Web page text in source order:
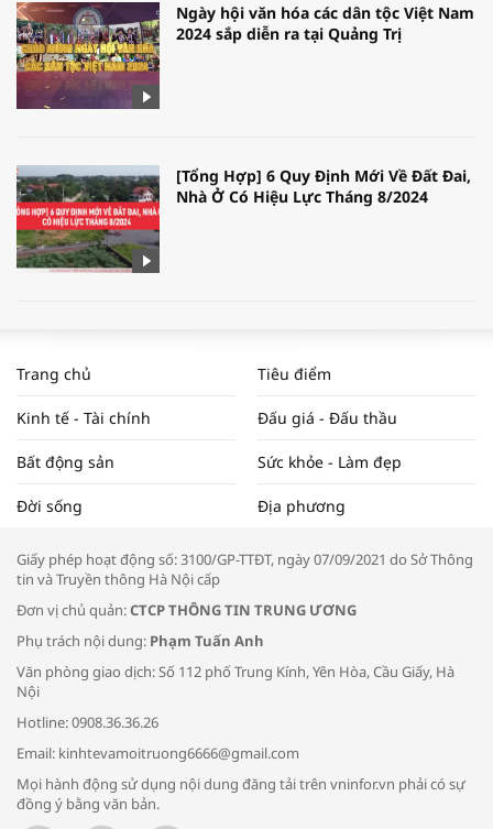
Ngày hội văn hóa các dân tộc Việt Nam
2024 sắp diễn ra tại Quảng Trị
[Tổng Hợp] 6 Quy Định Mới Về Đất Đai,
Nhà Ở Có Hiệu Lực Tháng 8/2024
NAM NĂM 2024 VÀ NĂM 2025 | NHỊP
ĐẬP THỊ TRƯỜNG #62
Tọa đàm “Xúc tiến thương mại: Khơi
Bác sĩ tư vấn cách phòng tránh bệnh
đường hô hấp trong thời tiết giao mùa
Trang chủ Tiêu điểm
Kinh tế - Tài chính Đấu giá - Đấu thầu
Bất động sản Sức khỏe - Làm đẹp
Đời sống Địa phương
Giấy phép hoạt động số: 3100/GP-TTĐT, ngày 07/09/2021 do Sở Thông
tin và Truyền thông Hà Nội cấp
Đơn vị chủ quản:CTCP THÔNG TIN TRUNG ƯƠNG
Phụ trách nội dung: Phạm Tuấn Anh
Văn phòng giao dịch: Số 112 phố Trung Kính, Yên Hòa, Cầu Giấy, Hà
Nội
Hotline: 0908.36.36.26
Email: kinhtevamoitruong6666@gmail.com
Mọi hành động sử dụng nội dung đăng tải trên vninfor.vn phải có sự
đồng ý bằng văn bản.